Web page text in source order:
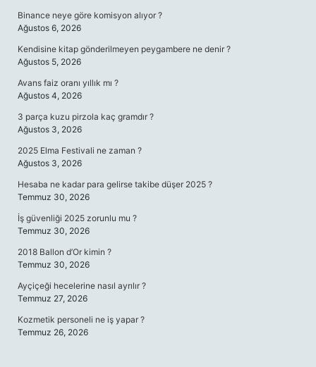
Binance neye göre komisyon alıyor ?
Ağustos 6, 2026
Kendisine kitap gönderilmeyen peygambere ne denir ?
Ağustos 5, 2026
Avans faiz oranı yıllık mı ?
Ağustos 4, 2026
3 parça kuzu pirzola kaç gramdır ?
Ağustos 3, 2026
2025 Elma Festivali ne zaman ?
Ağustos 3, 2026
Hesaba ne kadar para gelirse takibe düşer 2025 ?
Temmuz 30, 2026
İş güvenliği 2025 zorunlu mu ?
Temmuz 30, 2026
2018 Ballon d’Or kimin ?
Temmuz 30, 2026
Ayçiçeği hecelerine nasıl ayrılır ?
Temmuz 27, 2026
Kozmetik personeli ne iş yapar ?
Temmuz 26, 2026